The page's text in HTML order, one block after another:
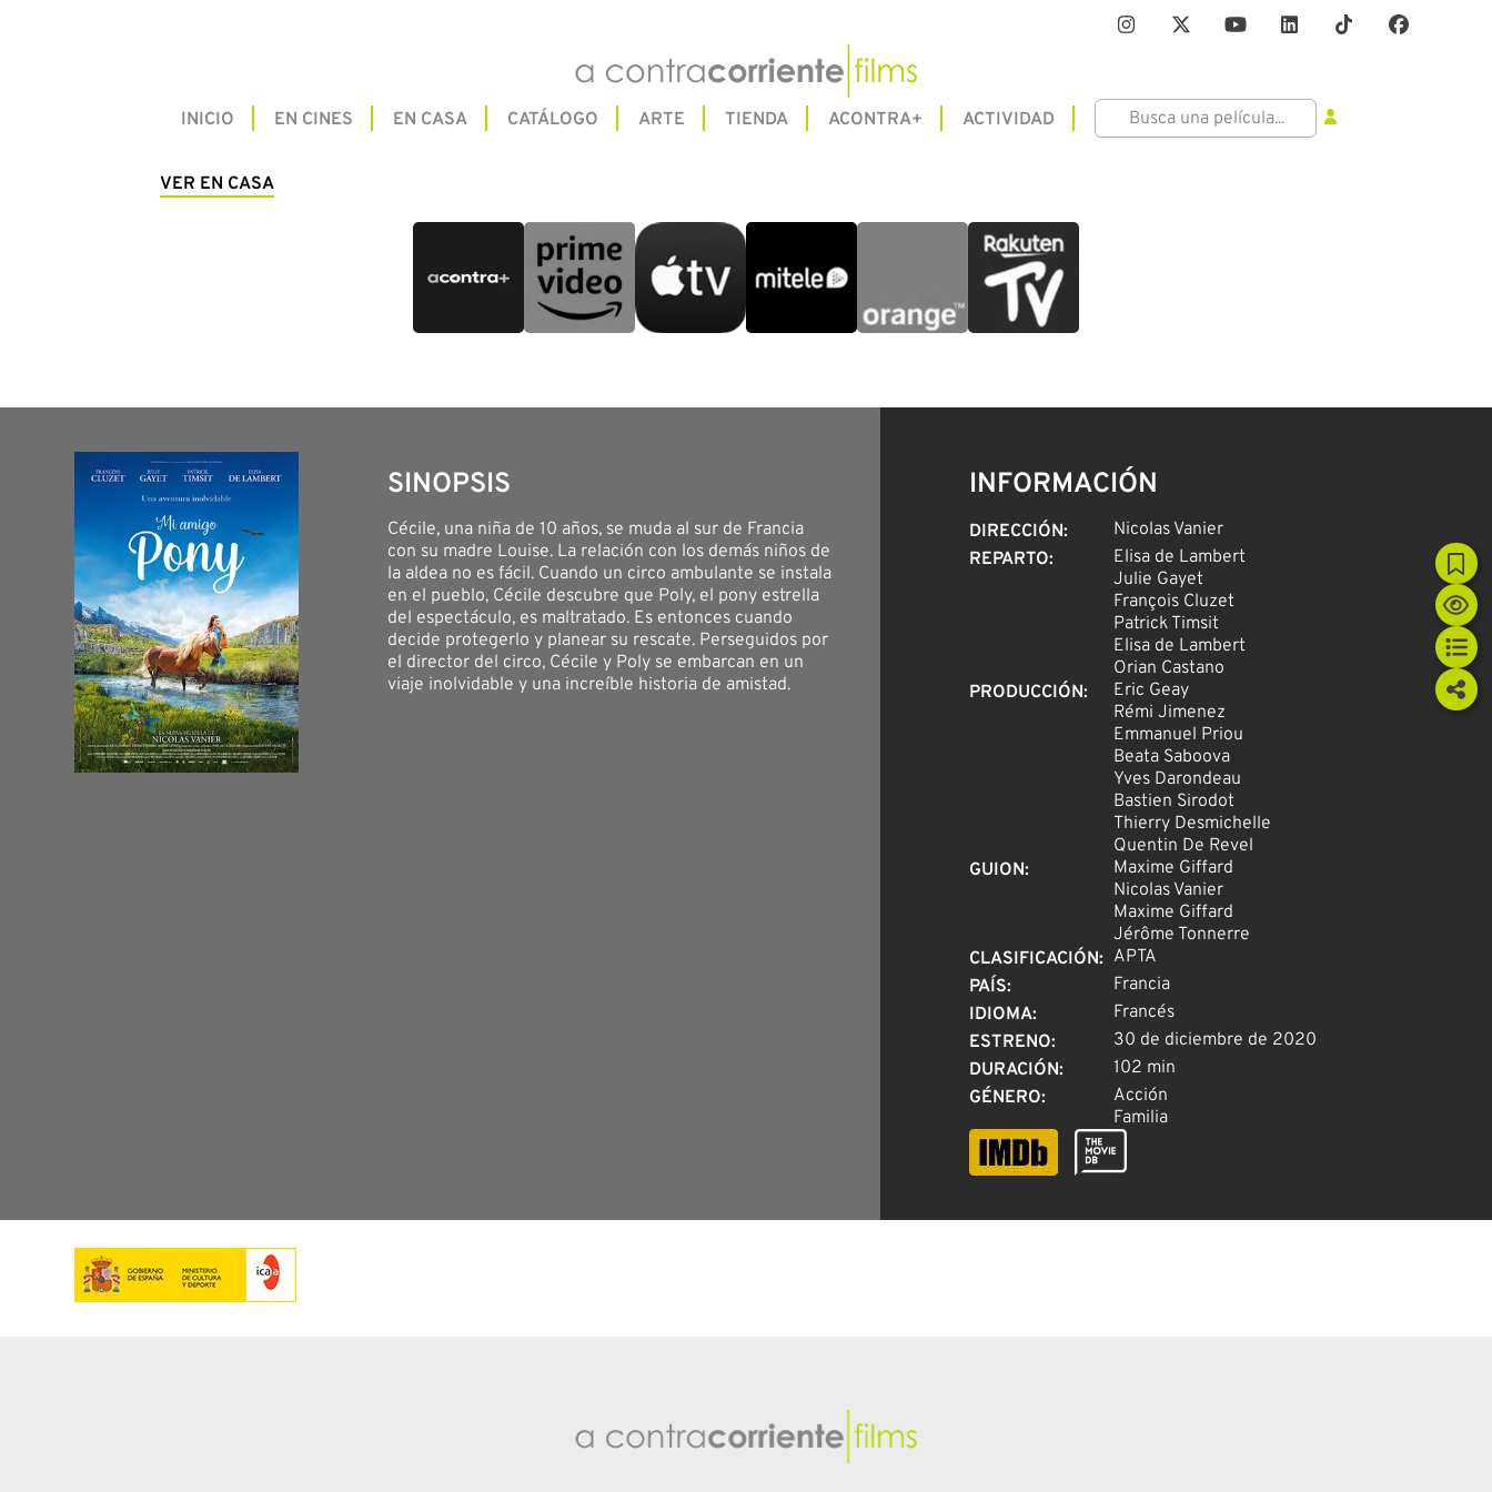
INICIO EN CINES EN CASA CATÁLOGO ARTE TIENDA ACONTRA+ ACTIVIDAD
VER EN CASA
SINOPSIS
Cécile, una niña de 10 años, se muda al sur de Francia
con su madre Louise. La relación con los demás niños de
la aldea no es fácil. Cuando un circo ambulante se instala
en el pueblo, Cécile descubre que Poly, el pony estrella
del espectáculo, es maltratado. Es entonces cuando
decide protegerlo y planear su rescate. Perseguidos por
el director del circo, Cécile y Poly se embarcan en un
viaje inolvidable y una increíble historia de amistad.
INFORMACIÓN
DIRECCIÓN:
Nicolas Vanier
REPARTO:
Elisa de Lambert
Julie Gayet
François Cluzet
Patrick Timsit
Elisa de Lambert
Orian Castano
PRODUCCIÓN:
Eric Geay
Rémi Jimenez
Emmanuel Priou
Beata Saboova
Yves Darondeau
Bastien Sirodot
Thierry Desmichelle
Quentin De Revel
GUION:
Maxime Giffard
Nicolas Vanier
Maxime Giffard
Jérôme Tonnerre
CLASIFICACIÓN: APTA
PAÍS:
Francia
IDIOMA:
Francés
ESTRENO:
30 de diciembre de 2020
DURACIÓN:
102 min
GÉNERO:
Acción
Familia